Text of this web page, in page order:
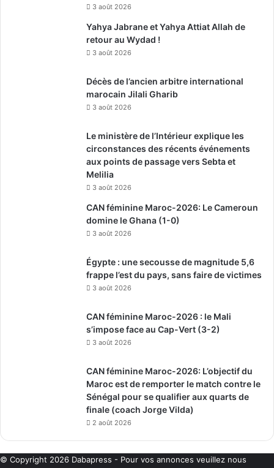
3 août 2026
Yahya Jabrane et Yahya Attiat Allah de
retour au Wydad !
3 août 2026
Décès de l’ancien arbitre international
marocain Jilali Gharib
3 août 2026
Le ministère de l’Intérieur explique les
circonstances des récents événements
aux points de passage vers Sebta et
Melilia
3 août 2026
CAN féminine Maroc-2026: Le Cameroun
domine le Ghana (1-0)
3 août 2026
Égypte : une secousse de magnitude 5,6
frappe l’est du pays, sans faire de victimes
3 août 2026
CAN féminine Maroc-2026 : le Mali
s’impose face au Cap-Vert (3-2)
3 août 2026
CAN féminine Maroc-2026: L’objectif du
Maroc est de remporter le match contre le
Sénégal pour se qualifier aux quarts de
finale (coach Jorge Vilda)
2 août 2026
© Copyright 2026 Dabapress - Pour vos annonces veuillez nous